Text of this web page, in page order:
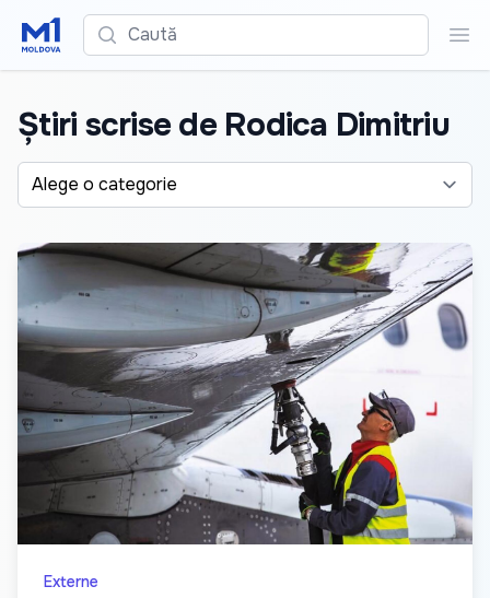
Caută
Știri scrise de Rodica Dimitriu
Alege o categorie
Externe